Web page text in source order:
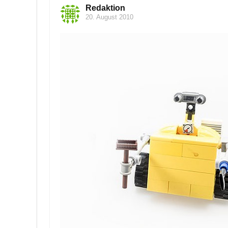
Redaktion
20. August 2010